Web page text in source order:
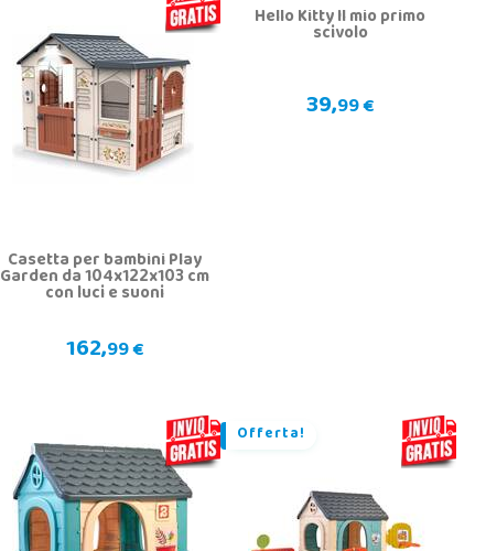
Casetta per bambini Play
Garden da 104x122x103 cm
con luci e suoni
162,99 €
Hello Kitty Il mio primo
scivolo
39,99 €
Offerta!